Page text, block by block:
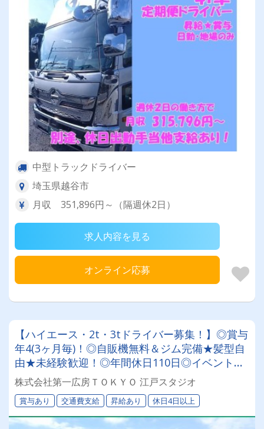
中型トラックドライバー
埼玉県越谷市
月収 351,896円～（隔週休2日）
求人内容を見る
オンライン応募
【ハイエース・2t・3tドライバー募集！】◎賞与
年4(3ヶ月毎)！◎自販機無料＆ジム完備★髪型自
由★未経験歓迎！◎年間休日110日◎イベントの
裏側を支えるワクワクするお仕事です！
株式会社第一広房ＴＯＫＹＯ 江戸スタジオ
賞与あり 交通費支給 昇給あり 休日4日以上